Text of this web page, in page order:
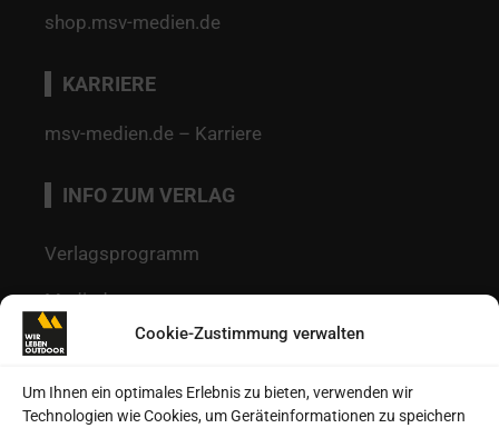
Cookie-Zustimmung verwalten
Um Ihnen ein optimales Erlebnis zu bieten, verwenden wir
Technologien wie Cookies, um Geräteinformationen zu speichern
shop.msv-medien.de
KARRIERE
msv-medien.de – Karriere
INFO ZUM VERLAG
Verlagsprogramm
Mediadaten
Redaktion
Kontakt